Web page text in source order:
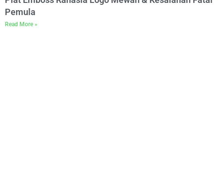
Pemula
Read More »